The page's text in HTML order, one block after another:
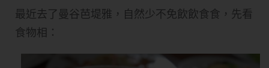
最近去了曼谷芭堤雅，自然少不免飲飲食食，先看
食物相：